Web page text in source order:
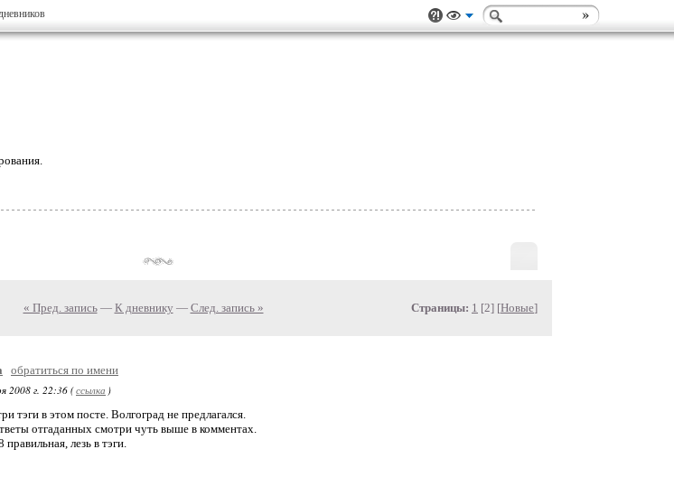
« Пред. запись— К дневнику — След. запись » Страницы: 1 [2] [Новые]
обратиться по имени
2008 г. 22:36 (ссылка )
тэги в этом посте. Волгоград не предлагался.
отгаданных смотри чуть выше в комментах.
лезь в тэги.